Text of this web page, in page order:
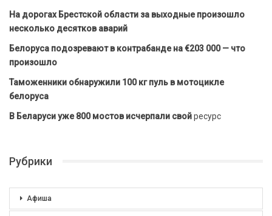
На дорогах Брестской области за выходные произошло
несколько десятков аварий
Белоруса подозревают в контрабанде на €203 000 — что
произошло
Таможенники обнаружили 100 кг пуль в мотоцикле
белоруса
В Беларуси уже 800 мостов исчерпали свойресурс
Рубрики
Афиша